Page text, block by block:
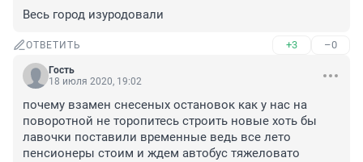
Весь город изуродовали
ОТВЕТИТЬ +3 –0
Гость
18 июля 2020, 19:02
почему взамен снесеных остановок как у нас на
поворотной не торопитесь строить новые хоть бы
лавочки поставили временные ведь все лето
пенсионеры стоим и ждем автобус тяжеловато